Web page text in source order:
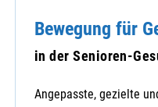
Bewegung für
in der Senioren-
Angepasste, gezielte